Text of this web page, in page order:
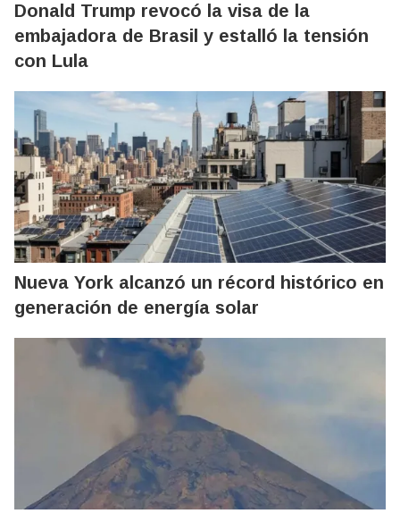
Donald Trump revocó la visa de la
embajadora de Brasil y estalló la tensión
con Lula
Nueva York alcanzó un récord histórico en
generación de energía solar